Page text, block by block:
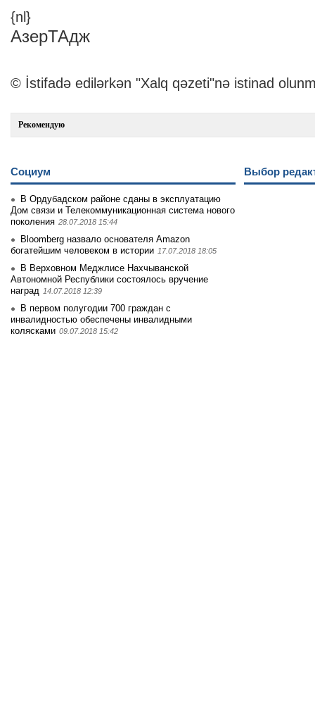
{nl}
АзерТАдж
© İstifadə edilərkən "Xalq qəzeti"nə istinad
Рекомендую
Социум
В Ордубадском районе сданы в эксплуатацию
Дом связи и Телекоммуникационная система нового
поколения 28.07.2018 15:44
Bloomberg назвало основателя Amazon
богатейшим человеком в истории 17.07.2018 18:05
В Верховном Меджлисе Нахчыванской
Автономной Республики состоялось вручение
наград 14.07.2018 12:39
В первом полугодии 700 граждан с
инвалидностью обеспечены инвалидными
колясками 09.07.2018 15:42
Выбор